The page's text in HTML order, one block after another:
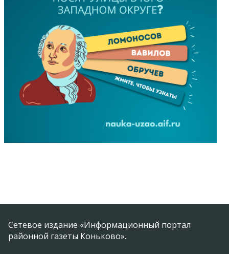
Сетевое издание «Информационный портал
районной газеты Коньково».